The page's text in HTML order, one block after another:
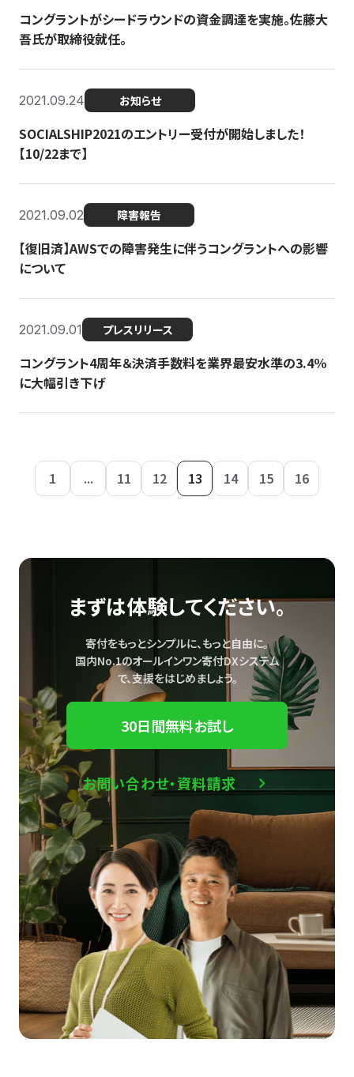
コングラントがシードラウンドの資金調達を実施。佐藤大
吾氏が取締役就任。
2021.09.24 お知らせ
SOCIALSHIP2021のエントリー受付が開始しました！
【10/22まで】
2021.09.02 障害報告
【復旧済】AWSでの障害発生に伴うコングラントへの影響
について
2021.09.01 プレスリリース
コングラント4周年＆決済手数料を業界最安水準の3.4％
に大幅引き下げ
1 ... 11 12 13 14 15 16
まずは体験してください。
寄付をもっとシンプルに、もっと自由に。
国内No.1のオールインワン寄付DXシステム
で、支援をはじめましょう。
30日間無料お試し
お問い合わせ・資料請求